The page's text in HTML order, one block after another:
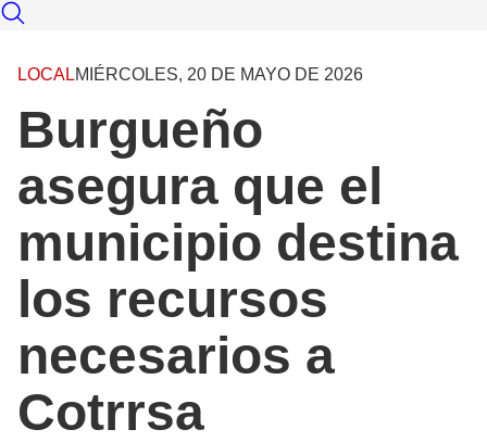
LOCALMIÉRCOLES, 20 DE MAYO DE 2026
Burgueño
asegura que el
municipio destina
los recursos
necesarios a
Cotrrsa